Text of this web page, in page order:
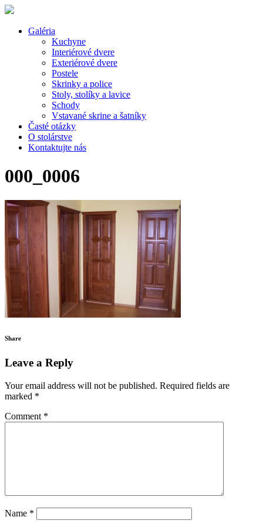
Galéria
Kuchyne
Interiérové dvere
Exteriérové dvere
Postele
Skrinky a police
Stoly, stolíky a lavice
Schody
Vstavané skrine a šatníky
Časté otázky
O stolárstve
Kontaktujte nás
000_0006
Share
Leave a Reply
Your email address will not be published. Required fields are
marked *
Comment *
Name *